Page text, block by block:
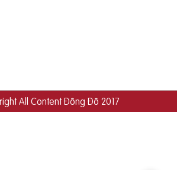
All Content Đông Đô 2017